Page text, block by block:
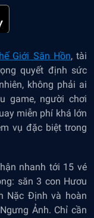
Giới Săn Hồn, tài
quyết định sức
không phải ai
game, người chơi
miễn phí khá lớn
vụ đặc biệt trong
nhanh tới 15 vé
săn 3 con Hươu
Nặc Định và hoàn
Ảnh. Chỉ cần